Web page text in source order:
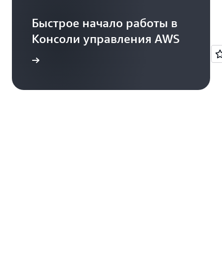
Быстрое начало работы в
Консоли управления AWS